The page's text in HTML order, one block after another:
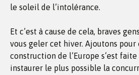
le soleil de l’intolérance.
Et c’est à cause de cela, braves
vous geler cet hiver. Ajoutons
construction de l’Europe s’est faite
instaurer le plus possible la